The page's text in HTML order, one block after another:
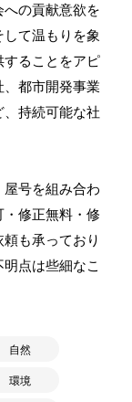
の貢献意欲を
て温もりを象
ることをアピ
都市開発事業
持続可能な社
号を組み合わ
修正無料・修
も承っており
点は些細なこ
自然
環境